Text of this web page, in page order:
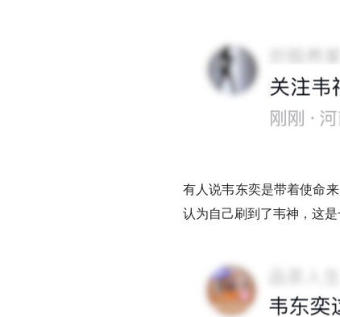
有人说韦东奕是带着使命
认为自己刷到了韦神，这是